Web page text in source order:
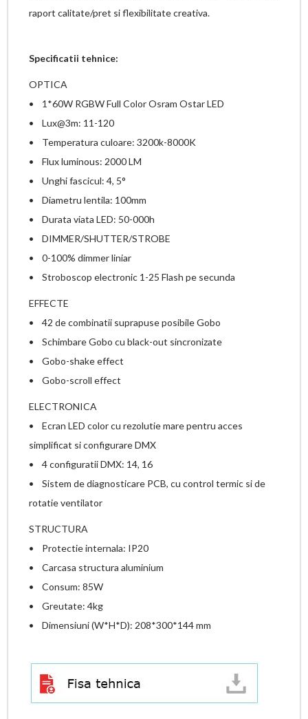
raport calitate/pret si flexibilitate creativa.
Specificatii tehnice:
OPTICA
• 1*60W RGBW Full Color Osram Ostar LED
• Lux@3m: 11-120
• Temperatura culoare: 3200k-8000K
• Flux luminous: 2000 LM
• Unghi fascicul: 4, 5°
• Diametru lentila: 100mm
• Durata viata LED: 50-000h
• DIMMER/SHUTTER/STROBE
• 0-100% dimmer liniar
• Stroboscop electronic 1-25 Flash pe secunda
EFFECTE
• 42 de combinatii suprapuse posibile Gobo
• Schimbare Gobo cu black-out sincronizate
• Gobo-shake effect
• Gobo-scroll effect
ELECTRONICA
• Ecran LED color cu rezolutie mare pentru acces
simplificat si configurare DMX
• 4 configuratii DMX: 14, 16
• Sistem de diagnosticare PCB, cu control termic si de
rotatie ventilator
STRUCTURA
• Protectie internala: IP20
• Carcasa structura aluminium
• Consum: 85W
• Greutate: 4kg
• Dimensiuni (W*H*D): 208*300*144 mm